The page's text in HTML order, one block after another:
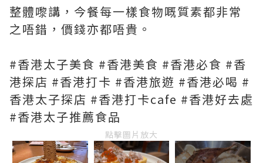
整體嚟講，今餐每一樣食物嘅質素都非常
之唔錯，價錢亦都唔貴。
#香港太子美食 #香港美食 #香港必食 #香
港探店 #香港打卡 #香港旅遊 #香港必喝 #
香港太子探店 #香港打卡cafe #香港好去處
#香港太子推薦食品
點擊圖片放大